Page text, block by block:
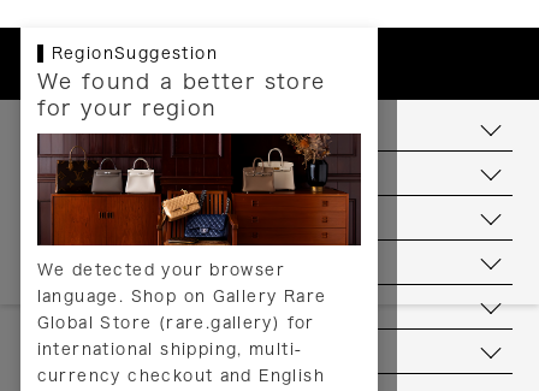
RegionSuggestion
We found a better store
for your region
We detected your browser
language. Shop on Gallery Rare
Global Store (rare.gallery) for
international shipping, multi-
currency checkout and English
お支払いについて
配送について
送料について
返品について
ヘルプ